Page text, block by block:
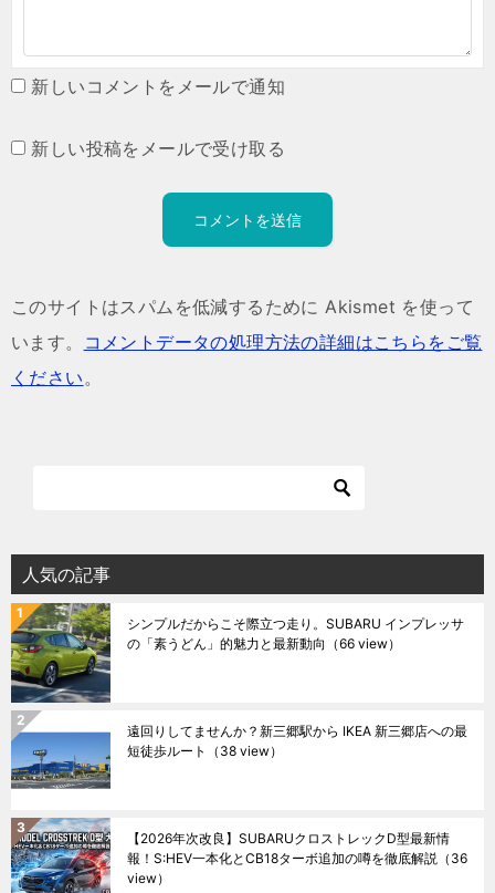
新しいコメントをメールで通知
新しい投稿をメールで受け取る
このサイトはスパムを低減するために Akismet を使って
います。
コメントデータの処理方法の詳細はこちらをご覧
ください。
人気の記事
シンプルだからこそ際立つ走り。SUBARU インプレッサ
の「素うどん」的魅力と最新動向 （66 view）
遠回りしてませんか？新三郷駅から IKEA 新三郷店への最
短徒歩ルート
（38 view）
【2026年次改良】SUBARUクロストレックD型最新情
報！S:HEV一本化とCB18ターボ追加の噂を徹底解説 （36
view）